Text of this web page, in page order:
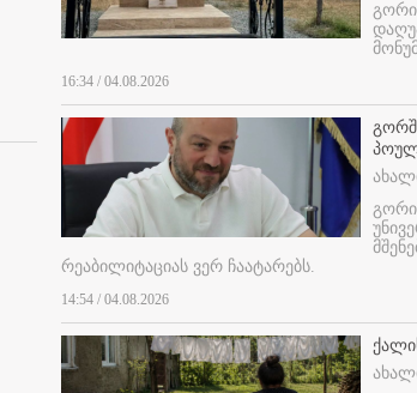
16:34 / 04.08.2026
რეაბილიტაციას ვერ ჩაატარებს.
14:54 / 04.08.2026